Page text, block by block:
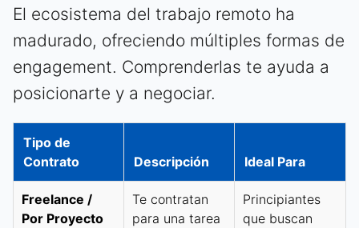
El ecosistema del trabajo remoto ha
madurado, ofreciendo múltiples formas de
engagement. Comprenderlas te ayuda a
posicionarte y a negociar.
Tipo de
Contrato
Descripción Ideal Para
Freelance /
Por Proyecto
Te contratan
para una tarea
Principiantes
que buscan